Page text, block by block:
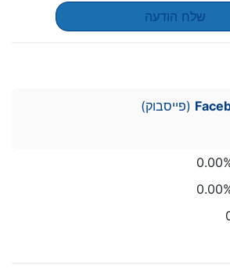
שלח הודעה
(פייסבוק)